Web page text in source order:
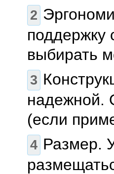
поддержку
выбирать
надежной.
(если
Размер.